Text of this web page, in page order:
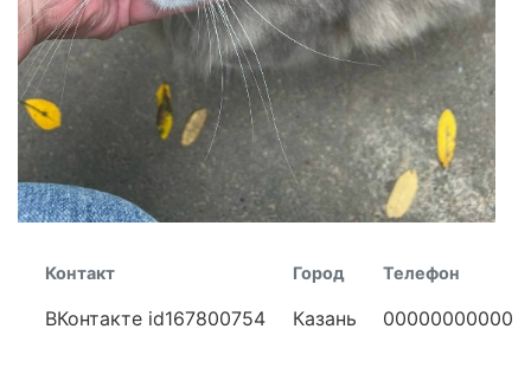
Контакт
ВКонтакте id167800754
Город
Казань
Телефон
00000000000